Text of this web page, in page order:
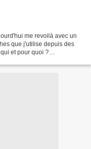
me revoilà avec un
que j'utilise depuis des
et pour quoi ?